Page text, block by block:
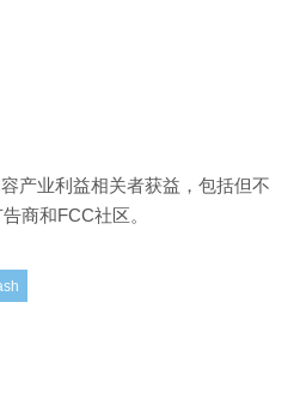
产业利益相关者获益，包括但不
商和FCC社区。